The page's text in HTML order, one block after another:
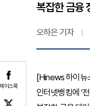
이스북
복잡한 금융
오하은 기자
[Hinews 하이뉴
인터넷뱅킹에 ‘